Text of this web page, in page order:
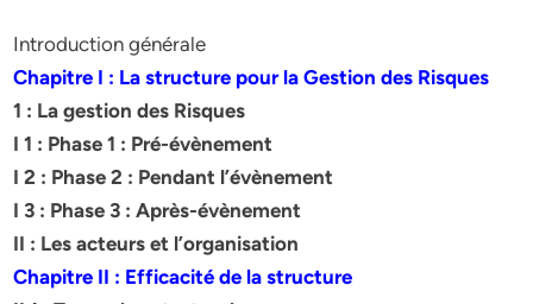
Introduction générale
Chapitre I : La structure pour la Gestion des Risques
1 : La gestion des Risques
I 1 : Phase 1 : Pré-évènement
I 2 : Phase 2 : Pendant l’évènement
I 3 : Phase 3 : Après-évènement
II : Les acteurs et l’organisation
Chapitre II : Efficacité de la structure